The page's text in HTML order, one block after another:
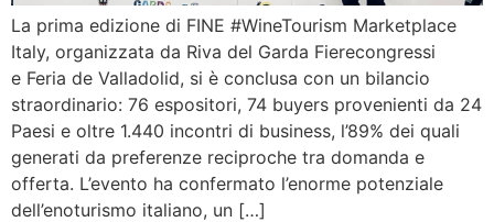
La prima edizione di FINE #WineTourism Marketplace
Italy, organizzata da Riva del Garda Fierecongressi
e Feria de Valladolid, si è conclusa con un bilancio
straordinario: 76 espositori, 74 buyers provenienti da 24
Paesi e oltre 1.440 incontri di business, l’89% dei quali
generati da preferenze reciproche tra domanda e
offerta. L’evento ha confermato l’enorme potenziale
dell’enoturismo italiano, un […]